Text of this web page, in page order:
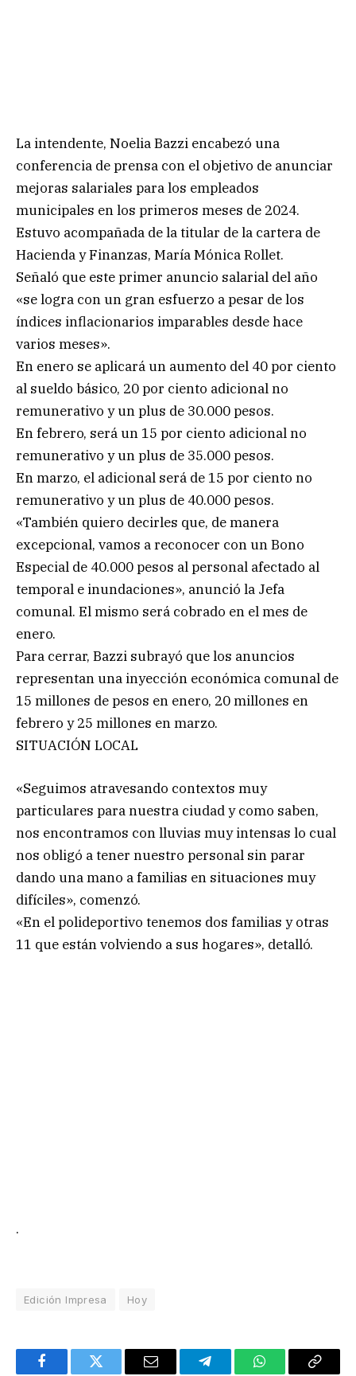
La intendente, Noelia Bazzi encabezó una
conferencia de prensa con el objetivo de anunciar
mejoras salariales para los empleados
municipales en los primeros meses de 2024.
Estuvo acompañada de la titular de la cartera de
Hacienda y Finanzas, María Mónica Rollet.
Señaló que este primer anuncio salarial del año
«se logra con un gran esfuerzo a pesar de los
índices inflacionarios imparables desde hace
varios meses».
En enero se aplicará un aumento del 40 por ciento
al sueldo básico, 20 por ciento adicional no
remunerativo y un plus de 30.000 pesos.
En febrero, será un 15 por ciento adicional no
remunerativo y un plus de 35.000 pesos.
En marzo, el adicional será de 15 por ciento no
remunerativo y un plus de 40.000 pesos.
«También quiero decirles que, de manera
excepcional, vamos a reconocer con un Bono
Especial de 40.000 pesos al personal afectado al
temporal e inundaciones», anunció la Jefa
comunal. El mismo será cobrado en el mes de
enero.
Para cerrar, Bazzi subrayó que los anuncios
representan una inyección económica comunal de
15 millones de pesos en enero, 20 millones en
febrero y 25 millones en marzo.
SITUACIÓN LOCAL
«Seguimos atravesando contextos muy
particulares para nuestra ciudad y como saben,
nos encontramos con lluvias muy intensas lo cual
nos obligó a tener nuestro personal sin parar
dando una mano a familias en situaciones muy
difíciles», comenzó.
«En el polideportivo tenemos dos familias y otras
11 que están volviendo a sus hogares», detalló.
.
Edición Impresa Hoy
FacebookTwitter Email TelegramWhatsAppCopy